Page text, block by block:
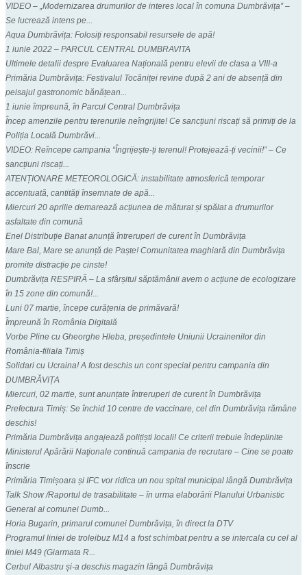
VIDEO – „Modernizarea drumurilor de interes local în comuna Dumbrăvița” –
Se lucrează intens pe...
Aqua Dumbrăvița: Folosiți responsabil resursele de apă!
1 iunie 2022 – PARCUL CENTRAL DUMBRAVITA
Ultimele detalii despre Evaluarea Națională pentru elevii de clasa a VIII-a
Primăria Dumbrăvița: Festivalul Tocăniței revine după 2 ani de absență din
peisajul gastronomic bănățean...
1 iunie împreună, în Parcul Central Dumbrăvița
Încep amenzile pentru terenurile neîngrijite! Ce sancțiuni riscați să primiți de la
Poliția Locală Dumbrăvi...
VIDEO: Reîncepe campania “Îngrijește-ți terenul! Protejează-ți vecinii!” – Ce
sancțiuni riscați...
ATENȚIONARE METEOROLOGICĂ: instabilitate atmosferică temporar
accentuată, cantități însemnate de apă...
Miercuri 20 aprilie demarează acțiunea de măturat și spălat a drumurilor
asfaltate din comună
Enel Distribuție Banat anunță întreruperi de curent în Dumbrăvița
Mare Bal, Mare se anunță de Paște! Comunitatea maghiară din Dumbrăvița
promite distracție pe cinste!
Dumbrăvița RESPIRĂ – La sfârșitul săptămânii avem o acțiune de ecologizare
în 15 zone din comună!...
Luni 07 martie, începe curățenia de primăvară!
Împreună în România Digitală
Vorbe Pline cu Gheorghe Hleba, președintele Uniunii Ucrainenilor din
România-filiala Timiș
Solidari cu Ucraina! A fost deschis un cont special pentru campania din
DUMBRĂVIȚA
Miercuri, 02 martie, sunt anunțate întreruperi de curent în Dumbrăvița
Prefectura Timiș: Se închid 10 centre de vaccinare, cel din Dumbrăvița rămâne
deschis!
Primăria Dumbrăvița angajează polițiști locali! Ce criterii trebuie îndeplinite
Ministerul Apărării Naţionale continuă campania de recrutare – Cine se poate
înscrie
Primăria Timișoara și IFC vor ridica un nou spital municipal lângă Dumbrăvița
Talk Show /Raportul de trasabilitate – în urma elaborării Planului Urbanistic
General al comunei Dumb...
Horia Bugarin, primarul comunei Dumbrăvița, în direct la DTV
Programul liniei de troleibuz M14 a fost schimbat pentru a se intercala cu cel al
liniei M49 (Giarmata R...
Cerbul Albastru și-a deschis magazin lângă Dumbrăvița